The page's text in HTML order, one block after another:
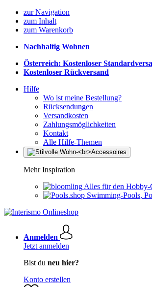
zur Navigation
zum Inhalt
zum Warenkorb
Nachhaltig Wohnen
Österreich: Kostenloser
Kostenloser Rückversand
Hilfe
Wo ist meine Bestellung?
Rücksendungen
Versandkosten
Zahlungsmöglichkeiten
Kontakt
Alle Hilfe-Themen
Mehr Inspiration
Alles für den Hobby-
Swimming-Pools,
Anmelden
Jetzt anmelden
Bist du neu hier?
Konto erstellen